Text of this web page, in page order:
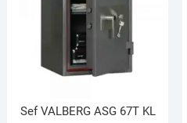
Sef VALBERG ASG 67T KL